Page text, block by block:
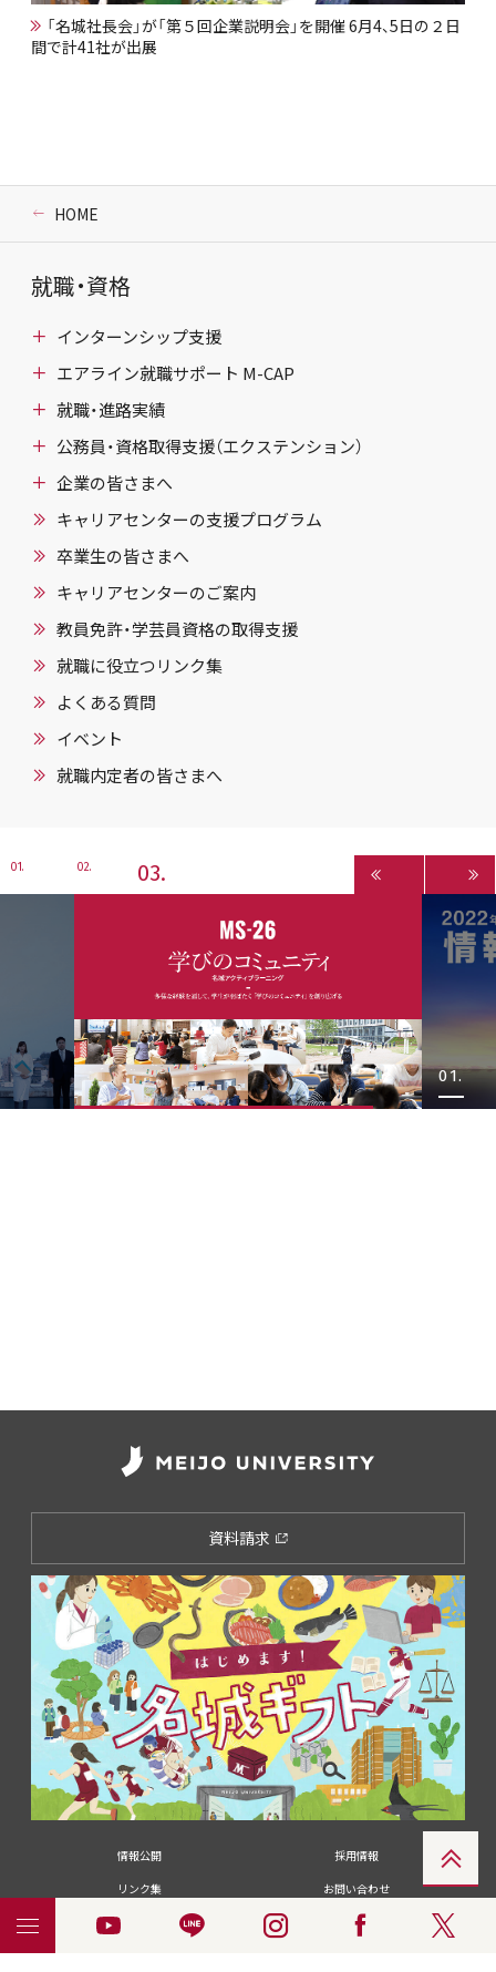
「名城社長会」が「第５回企業説明会」を開催 6月4、5日の２日
間で計41社が出展
HOME
就職・資格
インターンシップ支援
エアライン就職サポート M-CAP
就職・進路実績
公務員・資格取得支援（エクステンション）
企業の皆さまへ
キャリアセンターの支援プログラム
卒業生の皆さまへ
キャリアセンターのご案内
教員免許・学芸員資格の取得支援
就職に役立つリンク集
よくある質問
イベント
就職内定者の皆さまへ
1 2 3
資料請求
情報公開
採用情報
リンク集
お問い合わせ
メディアの皆さま
卒業生の皆さま